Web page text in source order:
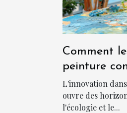
Comment
peinture
durable
L'innovation
ouvre des
l'écologie et le...